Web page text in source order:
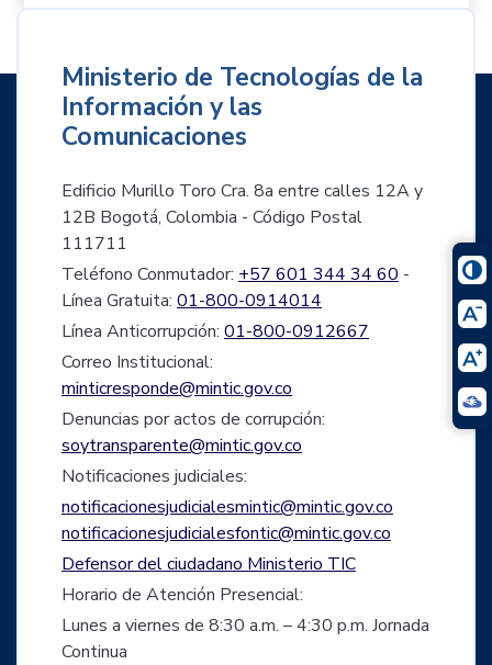
Ministerio de Tecnologías de la
Información y las
Comunicaciones
Edificio Murillo Toro Cra. 8a entre calles 12A y
12B Bogotá, Colombia - Código Postal
111711
Teléfono Conmutador: +57 601 344 34 60 -
Línea Gratuita: 01-800-0914014
Línea Anticorrupción: 01-800-0912667
Correo Institucional:
minticresponde@mintic.gov.co
Denuncias por actos de corrupción:
soytransparente@mintic.gov.co
Notificaciones judiciales:
notificacionesjudicialesmintic@mintic.gov.co
notificacionesjudicialesfontic@mintic.gov.co
Defensor del ciudadano Ministerio TIC
Horario de Atención Presencial:
Lunes a viernes de 8:30 a.m. – 4:30 p.m. Jornada
Continua